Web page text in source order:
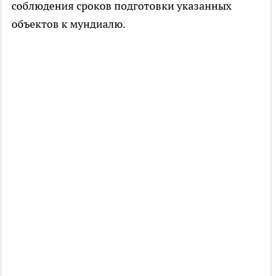
соблюдения сроков подготовки указанных
объектов к мундиалю.